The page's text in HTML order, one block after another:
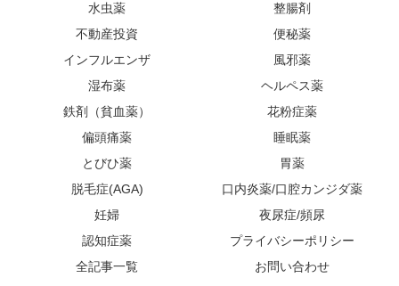
水虫薬
整腸剤
不動産投資
便秘薬
インフルエンザ
風邪薬
湿布薬
ヘルペス薬
鉄剤（貧血薬）
花粉症薬
偏頭痛薬
睡眠薬
とびひ薬
胃薬
脱毛症(AGA)
口内炎薬/口腔カンジダ薬
妊婦
夜尿症/頻尿
認知症薬
プライバシーポリシー
全記事一覧
お問い合わせ